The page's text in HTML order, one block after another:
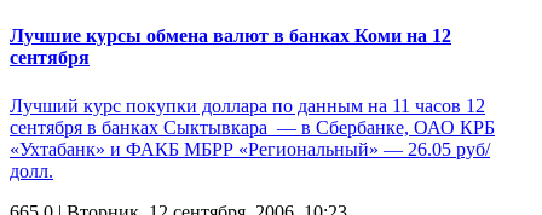
Лучшие курсы обмена валют в банках Коми на 12
сентября
Лучший курс покупки доллара по данным на 11 часов 12
сентября в банках Сыктывкара — в Сбербанке, ОАО КРБ
«Ухтабанк» и ФАКБ МБРР «Региональный» — 26.05 руб/
долл.